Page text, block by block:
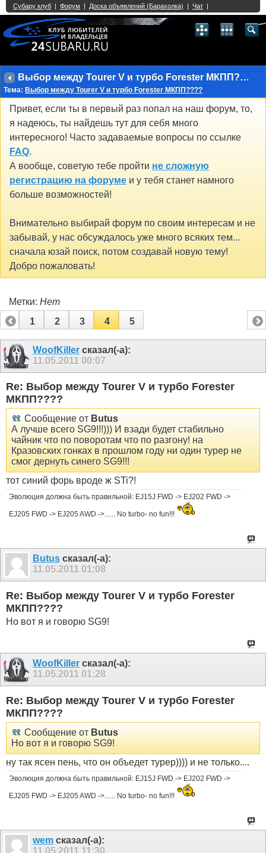
Выбор между Tourer V и турбо Forester МКПП????
Тема: Выбор между Tourer V и турбо Forester МКПП????
Привет, если ты в первый раз попал на наш форум, то,
я надеюсь, ты найдешь тут для себя много
интересного! Часто задаваемые вопросы по ссылке
FAQ.
А вообще, советую тебе пройти не сложную
регистрацию на форуме и у тебя станет намного
больше возможностей!
Внимательно выбирай форум по своим интересам и не
забывай, у нас обсуждалось уже много всяких тем...
сначала юзай поиск, потом создавай новую тему!
Добро пожаловать!
Метки: Нет
1
2 3 4 5
WoofKiller сказал(-а):
11.05.2011 00:07
Re: Выбор между Tourer V и турбо Forester
МКПП????
Сообщение от Butus
А лучше всего SG9!!!))) И взади будет стабильно
чайник что по поворотам что по разгону! на
Кразовских гонках в прошлом году ни один турер не
смог дернуть синего SG9!!!
тот синий форь вроде ж STi?!
Эволюция должна быть правильной: EJ15J FWD -> EJ202 FWD ->
EJ205 FWD -> EJ205 AWD ->...... No turbo- no fun!!!
Butus сказал(-а):
11.05.2011 01:08
Re: Выбор между Tourer V и турбо Forester
МКПП????
Но вот я и говорю SG9!
WoofKiller сказал(-а):
11.05.2011 01:28
Re: Выбор между Tourer V и турбо Forester
МКПП????
Сообщение от Butus
Но вот я и говорю SG9!
ну так ясен пень, что он объедет турер)))) и не только....
Эволюция должна быть правильной: EJ15J FWD -> EJ202 FWD ->
EJ205 FWD -> EJ205 AWD ->...... No turbo- no fun!!!
wem сказал(-а):
11.05.2011 11:30
Single Sign On provided byvBSSO
2 3 4 5 6 7 8 9 10 11 12 13 14 15 16 17 18 21 22 23 24 25 26
27 28 29 30 31 32 33 40 41 42 43